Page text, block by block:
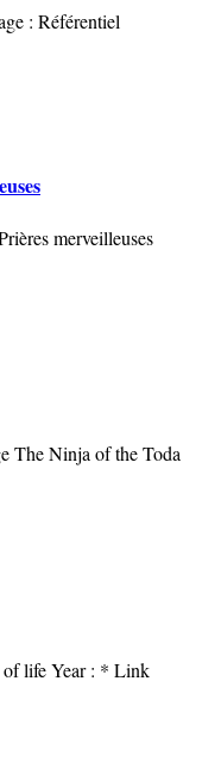
: Référentiel
merveilleuses
The Ninja of the Toda
of life Year : * Link